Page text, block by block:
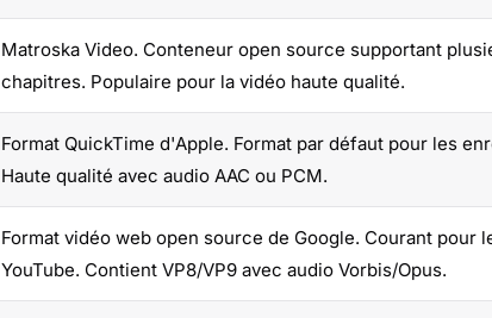
Matroska Video. Conteneur open source supportant
chapitres. Populaire pour la vidéo haute qualité.
Format QuickTime d'Apple. Format par défaut pour les
Haute qualité avec audio AAC ou PCM.
Format vidéo web open source de Google. Courant
YouTube. Contient VP8/VP9 avec audio Vorbis/Opus.